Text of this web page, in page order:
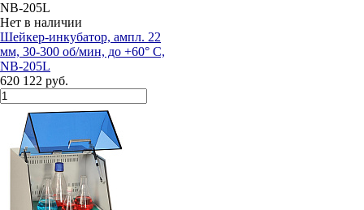
NB-205L
Нет в наличии
Шейкер-инкубатор, ампл. 22
мм, 30-300 об/мин, до +60° С,
NB-205L
620 122 руб.